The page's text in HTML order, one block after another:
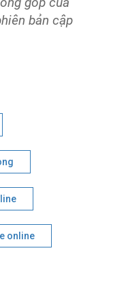
bản cập
online